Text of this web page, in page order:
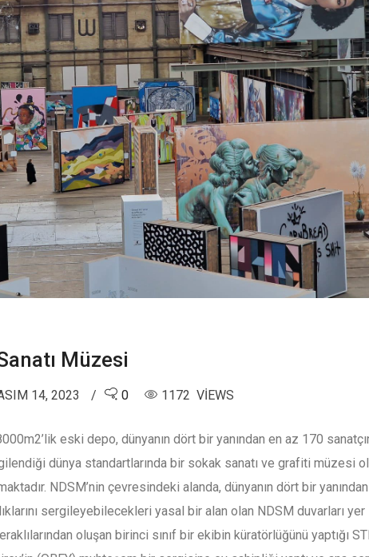
Müzesi
14, 2023 0 1172 VIEWS
eski depo, dünyanın dört bir yanından en az 170
dünya standartlarında bir sokak sanatı ve grafiti müzesi
NDSM’nin çevresindeki alanda, dünyanın dört bir
sergileyebilecekleri yasal bir alan olan NDSM duvarları yer
oluşan birinci sınıf bir ekibin küratörlüğünü yaptığı